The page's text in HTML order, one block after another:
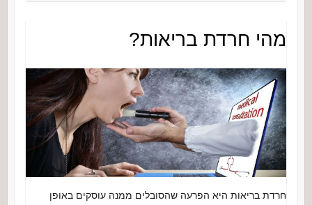
מהי חרדת בריאות?
חרדת בריאות היא הפרעה שהסובלים ממנה עוסקים באופן